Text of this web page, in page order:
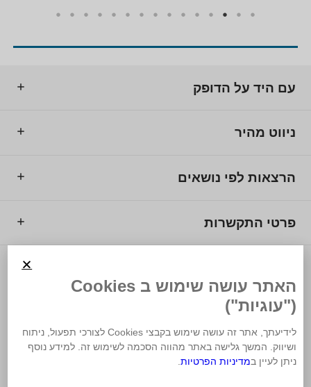
עם היד על הדופק
ניווט מהיר
הרצאות לפי נושאים
פרטי התקשרות
משרד פרסום
האתר עושה שימוש ב Cookies
("עוגיות")
לידיעתך, אתר זה עושה שימוש בקבצי Cookies לצורכי תפעול, ניתוח
ושיווק. המשך גלישה באתר מהווה הסכמה לשימוש זה. למידע נוסף
ניתן לעיין במדיניות הפרטיות